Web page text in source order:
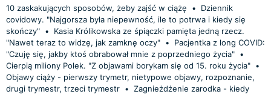
10 zaskakujących sposobów, żeby zajść w ciążę •
Dziennik
covidowy. "Najgorsza była niepewność, ile to potrwa i kiedy się
skończy" •
Kasia Królikowska ze śpiączki pamięta jedną rzecz.
"Nawet teraz to widzę, jak zamknę oczy" •
Pacjentka z long COVID:
"Czuję się, jakby ktoś obrabował mnie z poprzedniego życia" •
Cierpią miliony Polek. "Z objawami borykam się od 15. roku życia" •
Objawy ciąży - pierwszy trymetr, nietypowe objawy, rozpoznanie,
drugi trymestr, trzeci trymestr • Zagnieżdżenie zarodka - kiedy